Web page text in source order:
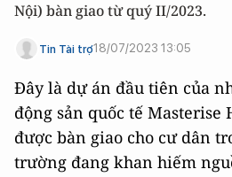
Nội) bàn giao từ quý II/2023.
Tin Tài trợ18/07/2023 13:05
Đây là dự án đầu tiên của
động sản quốc tế Masterise
được bàn giao cho cư dân
trường đang khan hiếm